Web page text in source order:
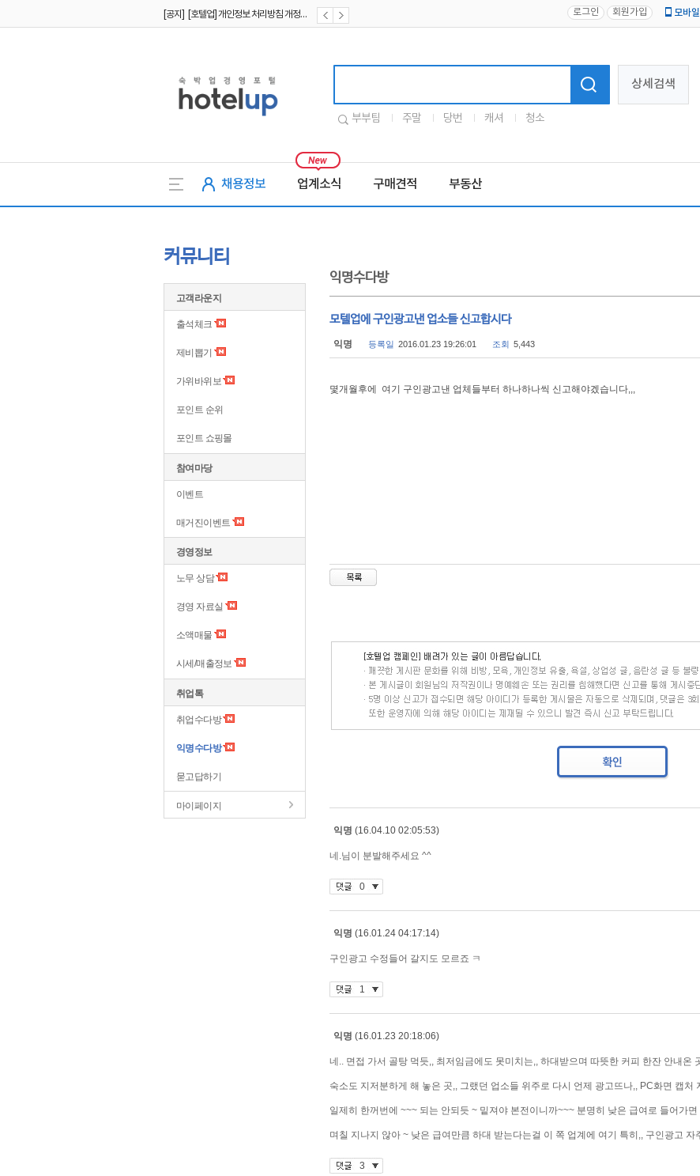
[공지] [호텔업] 개인정보 처리방침 개정본2 (19.09.02) 로그인 회원가입 모바일
상세검색
부부팀 주말 당번 캐셔 청소
채용정보 업계소식 구매견적 부동산
커뮤니티
고객라운지
출석체크
제비뽑기
가위바위보
포인트 순위
포인트 쇼핑몰
참여마당
이벤트
매거진이벤트
경영정보
노무 상담
경영 자료실
소액매물
시세/매출정보
취업톡
취업수다방
익명수다방
묻고답하기
마이페이지
익명수다방
모텔업에 구인광고낸 업소들 신고합시다
익명 등록일 2016.01.23 19:26:01 조회 5,443
몇개월후에 여기 구인광고낸 업체들부터 하나하나씩 신고해야겠습니다,,,